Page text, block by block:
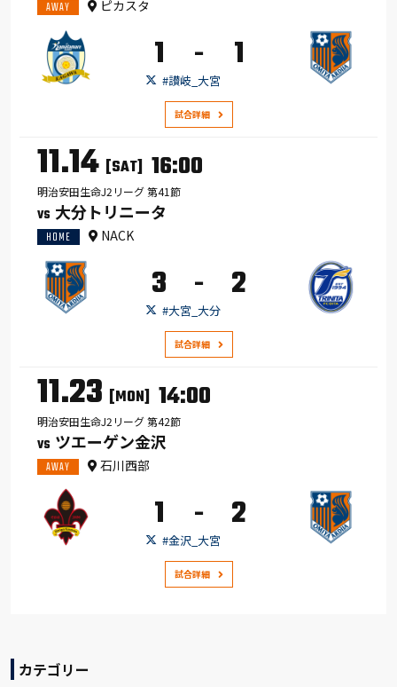
AWAY ピカスタ
1 - 1
#讃岐_大宮
試合詳細
11.14 [SAT] 16:00
明治安田生命J2リーグ 第41節
VS 大分トリニータ
HOME NACK
3 - 2
#大宮_大分
試合詳細
11.23 [MON] 14:00
明治安田生命J2リーグ 第42節
VS ツエーゲン金沢
AWAY 石川西部
1 - 2
#金沢_大宮
試合詳細
カテゴリー